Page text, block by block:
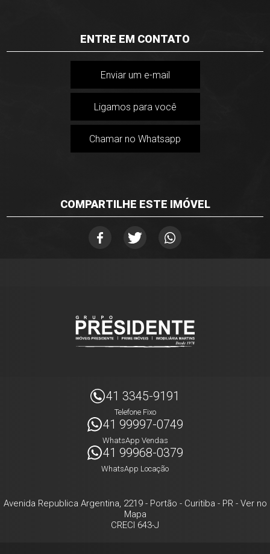
ENTRE EM CONTATO
Enviar um e-mail
Ligamos para você
Chamar no Whatsapp
COMPARTILHE ESTE IMÓVEL
41 3345-9191
Telefone Fixo
41 99997-0749
WhatsApp Vendas
41 99968-0379
WhatsApp Locação
Avenida Republica Argentina, 2219- Portão - Curitiba - PR- Ver no
Mapa
CRECI 643-J